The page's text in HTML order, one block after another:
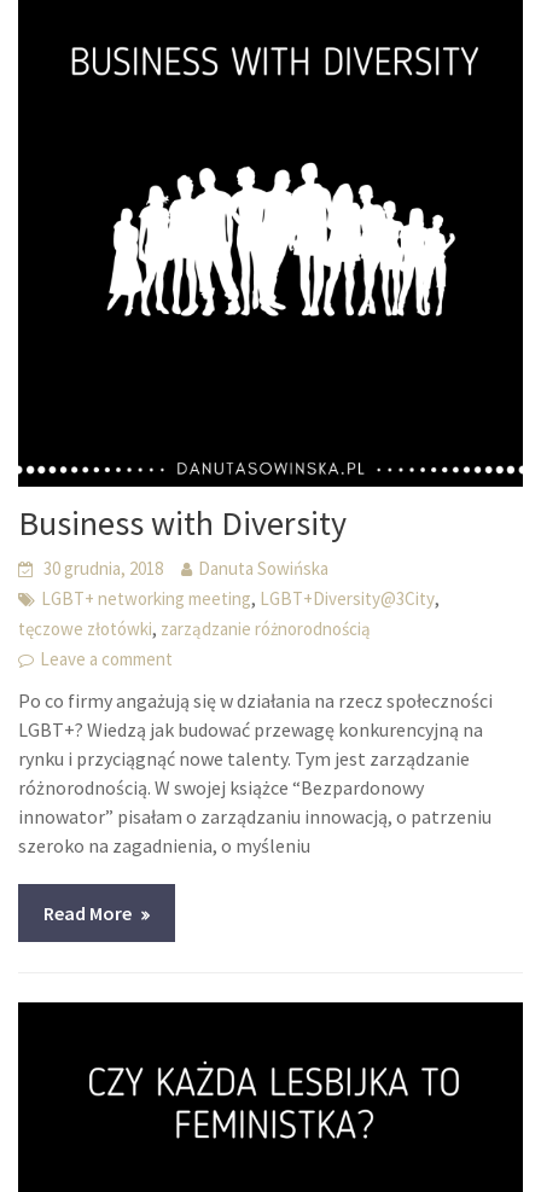
Business with Diversity
30 grudnia, 2018
Danuta Sowińska
LGBT+ networking meeting, LGBT+Diversity@3City,
tęczowe złotówki, zarządzanie różnorodnością
Leave a comment
Po co firmy angażują się w działania na rzecz społeczności
LGBT+? Wiedzą jak budować przewagę konkurencyjną na
rynku i przyciągnąć nowe talenty. Tym jest zarządzanie
różnorodnością. W swojej książce “Bezpardonowy
innowator” pisałam o zarządzaniu innowacją, o patrzeniu
szeroko na zagadnienia, o myśleniu
Read More